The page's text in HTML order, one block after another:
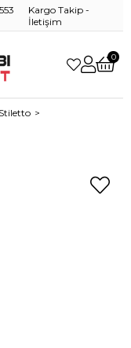
Kargo Takip -
İletişim
0
Stiletto